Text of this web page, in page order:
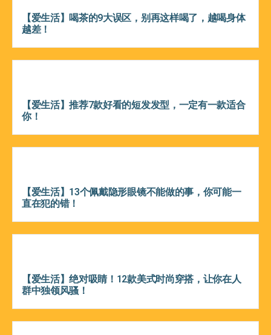
【爱生活】喝茶的9大误区，别再这样喝了，越喝身体
越差！
【爱生活】推荐7款好看的短发发型，一定有一款适合
你！
【爱生活】13个佩戴隐形眼镜不能做的事，你可能一
直在犯的错！
【爱生活】绝对吸睛！12款美式时尚穿搭，让你在人
群中独领风骚！